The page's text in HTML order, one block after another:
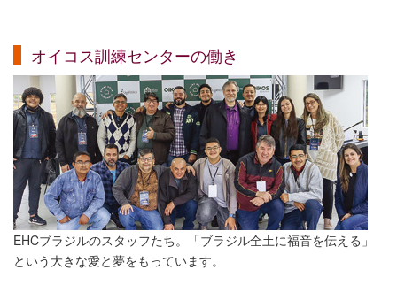
オイコス訓練センターの働き
EHCブラジルのスタッフたち。「ブラジル全土に福音を伝える」
という大きな愛と夢をもっています。